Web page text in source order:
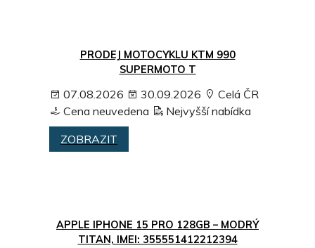
PRODEJ MOTOCYKLU KTM 990
SUPERMOTO T
07.08.2026 30.09.2026
Celá ČR
Cena neuvedena
Nejvyšší nabídka
ZOBRAZIT
APPLE IPHONE 15 PRO 128GB – MODRÝ
TITAN, IMEI: 355551412212394